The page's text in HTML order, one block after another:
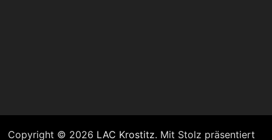
Copyright © 2026 LAC Krostitz. Mit Stolz präsentiert